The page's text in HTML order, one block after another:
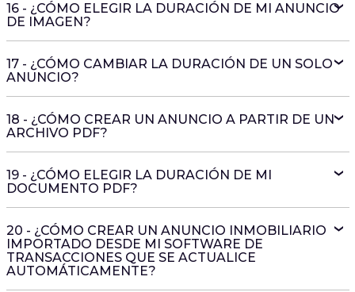
16 - ¿CÓMO ELEGIR LA DURACIÓN DE MI ANUNCIO
DE IMAGEN?
17 - ¿CÓMO CAMBIAR LA DURACIÓN DE UN SOLO
ANUNCIO?
18 - ¿CÓMO CREAR UN ANUNCIO A PARTIR DE UN
ARCHIVO PDF?
19 - ¿CÓMO ELEGIR LA DURACIÓN DE MI
DOCUMENTO PDF?
20 - ¿CÓMO CREAR UN ANUNCIO INMOBILIARIO
IMPORTADO DESDE MI SOFTWARE DE
TRANSACCIONES QUE SE ACTUALICE
AUTOMÁTICAMENTE?